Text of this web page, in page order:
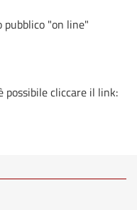
pubblico "on line"
possibile cliccare il link: